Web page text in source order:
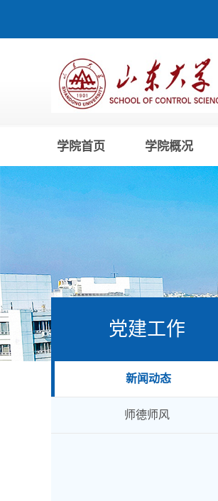
学院首页 学院概况
党建工作
新闻动态
师德师风